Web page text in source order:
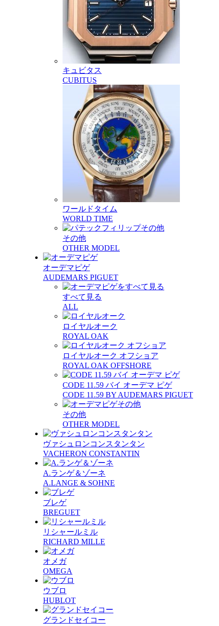
キュビタス
CUBITUS
ワールドタイム
WORLD TIME
その他
OTHER MODEL
オーデマピゲ
AUDEMARS PIGUET
すべて見る
ALL
ロイヤルオーク
ROYAL OAK
ロイヤルオーク オフショア
ROYAL OAK OFFSHORE
CODE 11.59 バイ オーデマ ピゲ
CODE 11.59 BY AUDEMARS PIGUET
その他
OTHER MODEL
ヴァシュロンコンスタンタン
VACHERON CONSTANTIN
A.ランゲ＆ゾーネ
A.LANGE & SOHNE
ブレゲ
BREGUET
リシャールミル
RICHARD MILLE
オメガ
OMEGA
ウブロ
HUBLOT
グランドセイコー